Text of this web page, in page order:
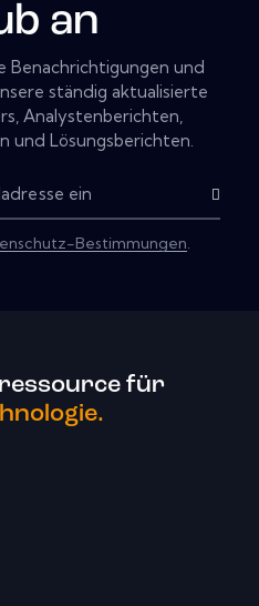
an
Benachrichtigungen und
ständig aktualisierte
Analystenberichten,
und Lösungsberichten.
Bestimmungen.
für